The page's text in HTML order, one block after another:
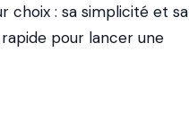
choix : sa simplicité et sa
pour lancer une